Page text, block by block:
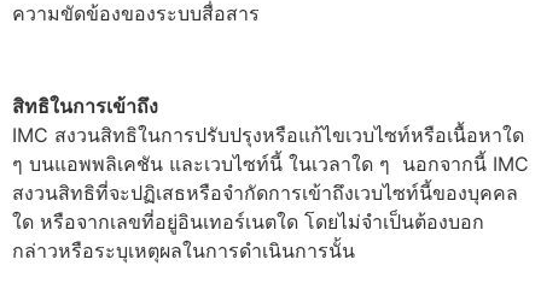
ความขัดข้องของระบบสื่อสาร
สิทธิในการเข้าถึง
IMC สงวนสิทธิในการปรับปรุงหรือแก้ไขเวบไซท์หรือเนื้อหาใด
ๆ บนแอพพลิเคชัน และเวบไซท์นี้ ในเวลาใด ๆ นอกจากนี้ IMC
สงวนสิทธิที่จะปฏิเสธหรือจำกัดการเข้าถึงเวบไซท์นี้ของบุคคล
ใด หรือจากเลขที่อยู่อินเทอร์เนตใด โดยไม่จำเป็นต้องบอก
กล่าวหรือระบุเหตุผลในการดำเนินการนั้น